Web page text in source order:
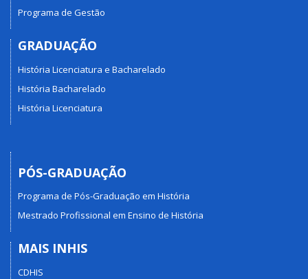
Programa de Gestão
GRADUAÇÃO
História Licenciatura e Bacharelado
História Bacharelado
História Licenciatura
PÓS-GRADUAÇÃO
Programa de Pós-Graduação em História
Mestrado Profissional em Ensino de História
MAIS INHIS
CDHIS